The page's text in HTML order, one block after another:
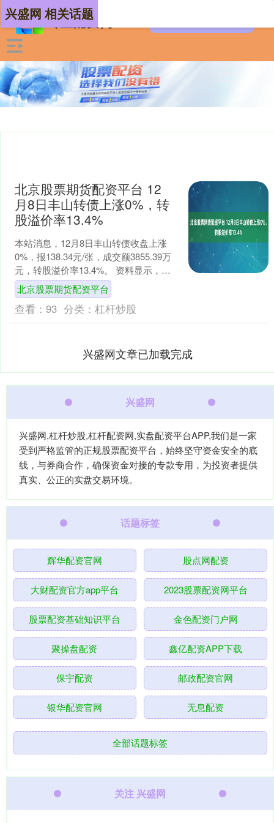
兴盛网 相关话题
北京股票期货配资平台 12
月8日丰山转债上涨0%，转
股溢价率13.4%
本站消息，12月8日丰山转债收盘上涨
0%，报138.34元/张，成交额3855.39万
元，转股溢价率13.4%。 资料显示，丰
山转债信用级别为“AA-”，债券期....
北京股票期货配资平台
查看： 93 分类： 杠杆炒股
兴盛网文章已加载完成
兴盛网
兴盛网,杠杆炒股,杠杆配资网,实盘配资平台APP,我们是一家
受到严格监管的正规股票配资平台，始终坚守资金安全的底
线，与券商合作，确保资金对接的专款专用，为投资者提供
真实、公正的实盘交易环境。
话题标签
辉华配资官网 股点网配资
大财配资官方app平台 2023股票配资网平台
股票配资基础知识平台 金色配资门户网
聚操盘配资 鑫亿配资APP下载
保宇配资 邮政配资官网
银华配资官网 无息配资
全部话题标签
关注 兴盛网